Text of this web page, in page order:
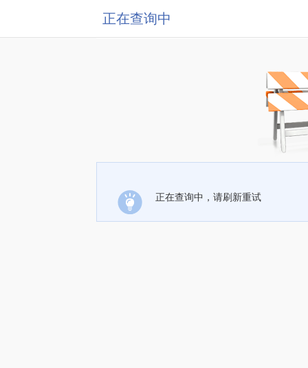
正在查询中
正在查询中，请刷新重试